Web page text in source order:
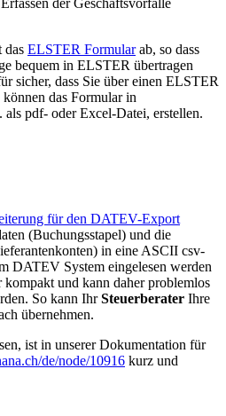
der Geschäftsvorfälle
das ELSTER Formularab, so dass
bequem in ELSTER übertragen
sicher, dass Sie über einen ELSTER
das Formular in
als pdf- oder Excel-Datei, erstellen.
für den DATEV-Export
(Buchungsstapel) und die
in eine ASCII csv-
DATEV System eingelesen werden
und kann daher problemlos
So kann IhrSteuerberater Ihre
übernehmen.
ist in unserer Dokumentation für
de/node/10916 kurz und